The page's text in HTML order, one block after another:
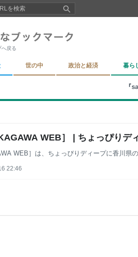
へ戻る
世の中 政治と経済 暮ら
『
WEB］ | ちょっぴりデ
WEB］は、ちょっぴりディープに香川県
22:46